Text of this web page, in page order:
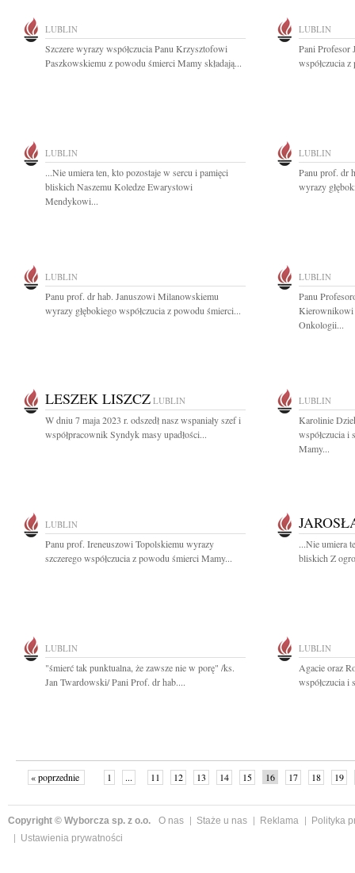
LUBLIN
Szczere wyrazy współczucia Panu Krzysztofowi
Paszkowskiemu z powodu śmierci Mamy składają...
LUBLIN
Pani Profesor
współczucia
LUBLIN
...Nie umiera ten, kto pozostaje w sercu i pamięci
bliskich Naszemu Koledze Ewarystowi
Mendykowi...
LUBLIN
Panu prof. dr
wyrazy
LUBLIN
Panu prof. dr hab. Januszowi Milanowskiemu
wyrazy głębokiego współczucia z powodu śmierci...
LUBLIN
Panu
Kierownikowi
Onkologii...
LESZEK LISZCZ LUBLIN
W dniu 7 maja 2023 r. odszedł nasz wspaniały szef i
współpracownik Syndyk masy upadłości...
LUBLIN
Karolinie
współczucia i
Mamy...
LUBLIN
Panu prof. Ireneuszowi Topolskiemu wyrazy
szczerego współczucia z powodu śmierci Mamy...
...Nie umiera
bliskich Z
LUBLIN
"śmierć tak punktualna, że zawsze nie w porę" /ks.
Jan Twardowski/ Pani Prof. dr hab....
LUBLIN
Agacie oraz
współczucia i
« poprzednie 1 ... 11 12 13 14 15 16 17 18
19
Copyright © Wyborcza sp. z o.o. O nas Staże u nas Reklama
Polityka
Ustawienia prywatności